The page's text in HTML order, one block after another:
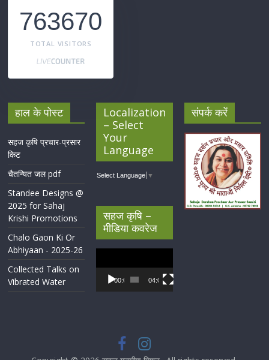
763670
TOTAL VISITORS
हाल के पोस्ट
सहज कृषि प्रचार-प्रसार
किट
चैतन्यित जल pdf
Standee Designs @
2025 for Sahaj
Krishi Promotions
Chalo Gaon Ki Or
Abhiyaan - 2025-26
Collected Talks on
Vibrated Water
Localization
– Select
Your
Language
Select Language ▼
सहज कृषि –
मीडिया कवरेज
Player
00:00 04:07
संपर्क करें